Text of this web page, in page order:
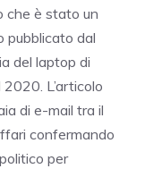
che è stato un
pubblicato dal
del laptop di
L’articolo
di e-mail tra il
confermando
per